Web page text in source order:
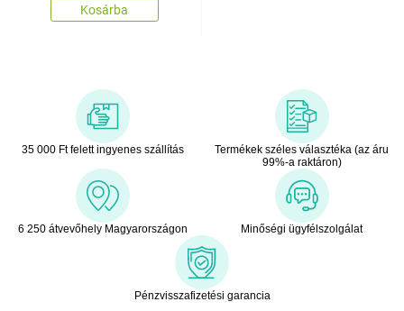
Kosárba
35 000 Ft felett ingyenes szállítás
Termékek széles választéka (az áru
99%-a raktáron)
6 250 átvevőhely Magyarországon Minőségi ügyfélszolgálat
Pénzvisszafizetési garancia